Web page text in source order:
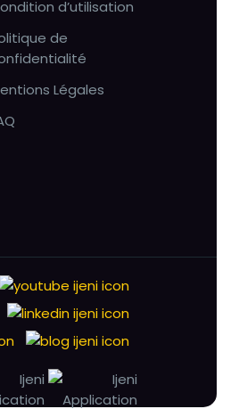
d’utilisation
de
Légales